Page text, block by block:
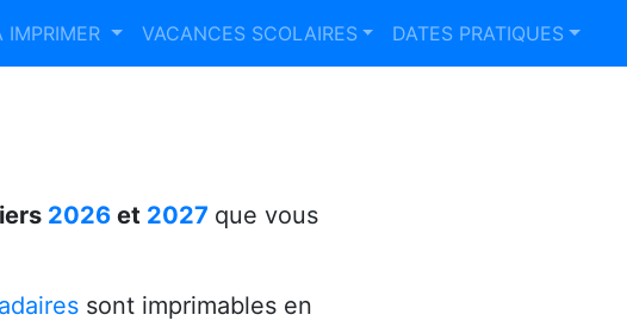
IMPRIMER VACANCES SCOLAIRES DATES PRATIQUES
2026et 2027 que vous
sont imprimables en